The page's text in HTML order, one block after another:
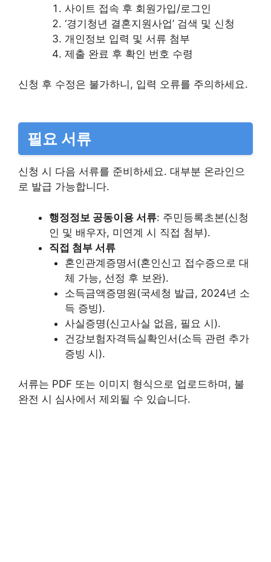
사이트 접속 후 회원가입/로그인
‘경기청년 결혼지원사업’ 검색 및 신청
개인정보 입력 및 서류 첨부
제출 완료 후 확인 번호 수령
신청 후 수정은 불가하니, 입력 오류를 주의하세요.
필요 서류
신청 시 다음 서류를 준비하세요. 대부분 온라인으
로 발급 가능합니다.
행정정보 공동이용 서류: 주민등록초본(신청
인 및 배우자, 미연계 시 직접 첨부).
직접 첨부 서류
혼인관계증명서(혼인신고 접수증으로 대
체 가능, 선정 후 보완).
소득금액증명원(국세청 발급, 2024년 소
득 증빙).
사실증명(신고사실 없음, 필요 시).
건강보험자격득실확인서(소득 관련 추가
증빙 시).
서류는 PDF 또는 이미지 형식으로 업로드하며, 불
완전 시 심사에서 제외될 수 있습니다.